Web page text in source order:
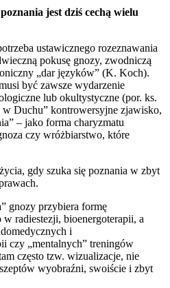
jest dziś cechą wielu
ustawicznego rozeznawania
pokusę gnozy, zwodniczą
„dar języków” (K. Koch).
być zawsze wydarzenie
lub okultystyczne (por. ks.
w Duchu” kontrowersyjne zjawisko,
– jako forma charyzmatu
czy wróżbiarstwo, które
gdy szuka się poznania w zbyt
gnozy przybiera formę
radiestezji, bioenergoterapii, a
i
czy „mentalnych” treningów
często tzw. wizualizacje, nie
wyobraźni, swoiście i zbyt